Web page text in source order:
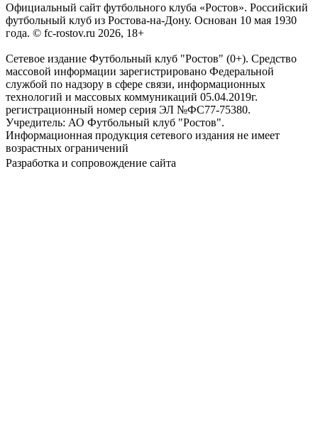
Официальный сайт футбольного клуба «Ростов». Российский
футбольный клуб из Ростова-на-Дону. Основан 10 мая 1930
года. © fc-rostov.ru 2026, 18+
Сетевое издание Футбольный клуб "Ростов" (0+). Средство
массовой информации зарегистрировано Федеральной
службой по надзору в сфере связи, информационных
технологий и массовых коммуникаций 05.04.2019г.
регистрационный номер серия ЭЛ №ФС77-75380.
Учредитель: АО Футбольный клуб "Ростов".
Информационная продукция сетевого издания не имеет
возрастных ограничений
Разработка и сопровождение сайта